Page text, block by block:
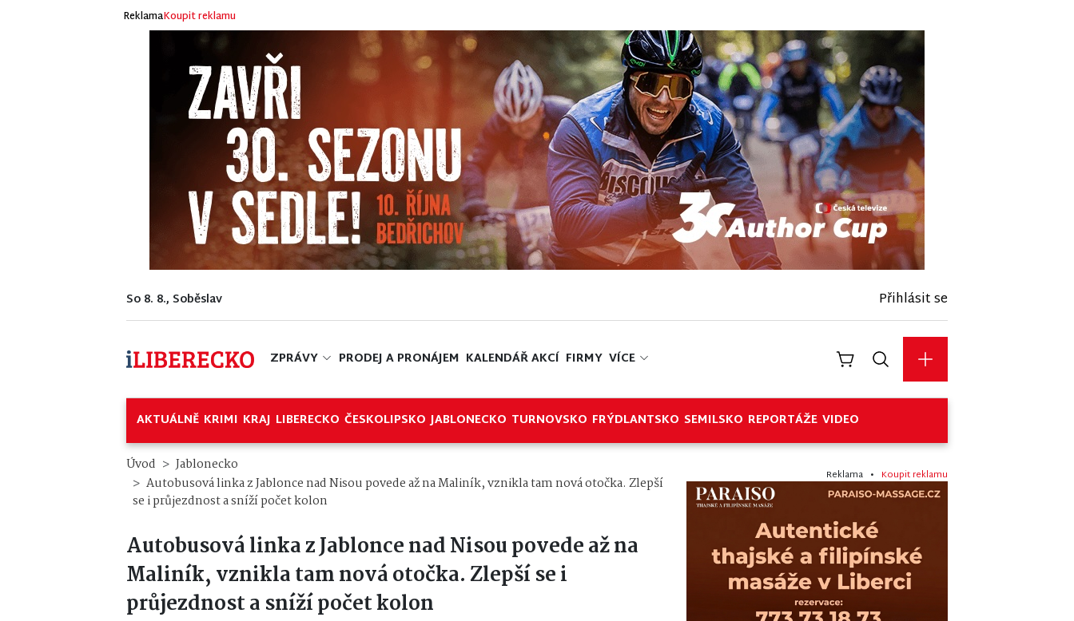
ReklamaKoupit reklamu
So 8. 8., Soběslav Přihlásit se
ZPRÁVY PRODEJ A PRONÁJEM KALENDÁŘ AKCÍ FIRMY VÍCE
AKTUÁLNĚ KRIMI KRAJ LIBERECKO ČESKOLIPSKO JABLONECKO TURNOVSKO FRÝDLANTSKO SEMILSKO REPORTÁŽE VIDEO
Úvod
Jablonecko
Autobusová linka z Jablonce nad Nisou povede až na Maliník, vznikla tam nová otočka. Zlepší
se i průjezdnost a sníží počet kolon
Autobusová linka z Jablonce nad Nisou povede až na
Maliník, vznikla tam nová otočka. Zlepší se i
průjezdnost a sníží počet kolon
Reklama • Koupit reklamu